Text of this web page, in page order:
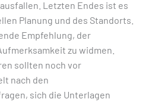
Letzten Endes ist es
Planung und des Standorts.
Empfehlung, der
zu widmen.
sollten noch vor
nach den
sich die Unterlagen